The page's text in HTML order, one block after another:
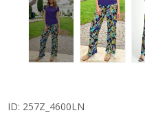
ID: 257Z_4600LN